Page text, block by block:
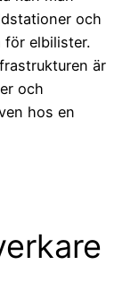
och
för elbilister.
är
och
hos en